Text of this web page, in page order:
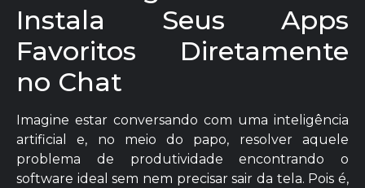
Instala Seus Apps
Favoritos Diretamente
no Chat
Imagine estar conversando com uma inteligência
artificial e, no meio do papo, resolver aquele
problema de produtividade encontrando o
software ideal sem nem precisar sair da tela. Pois é,